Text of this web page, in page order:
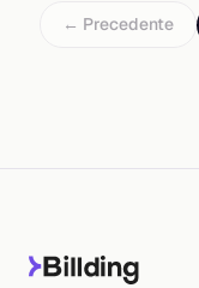
← Precedente